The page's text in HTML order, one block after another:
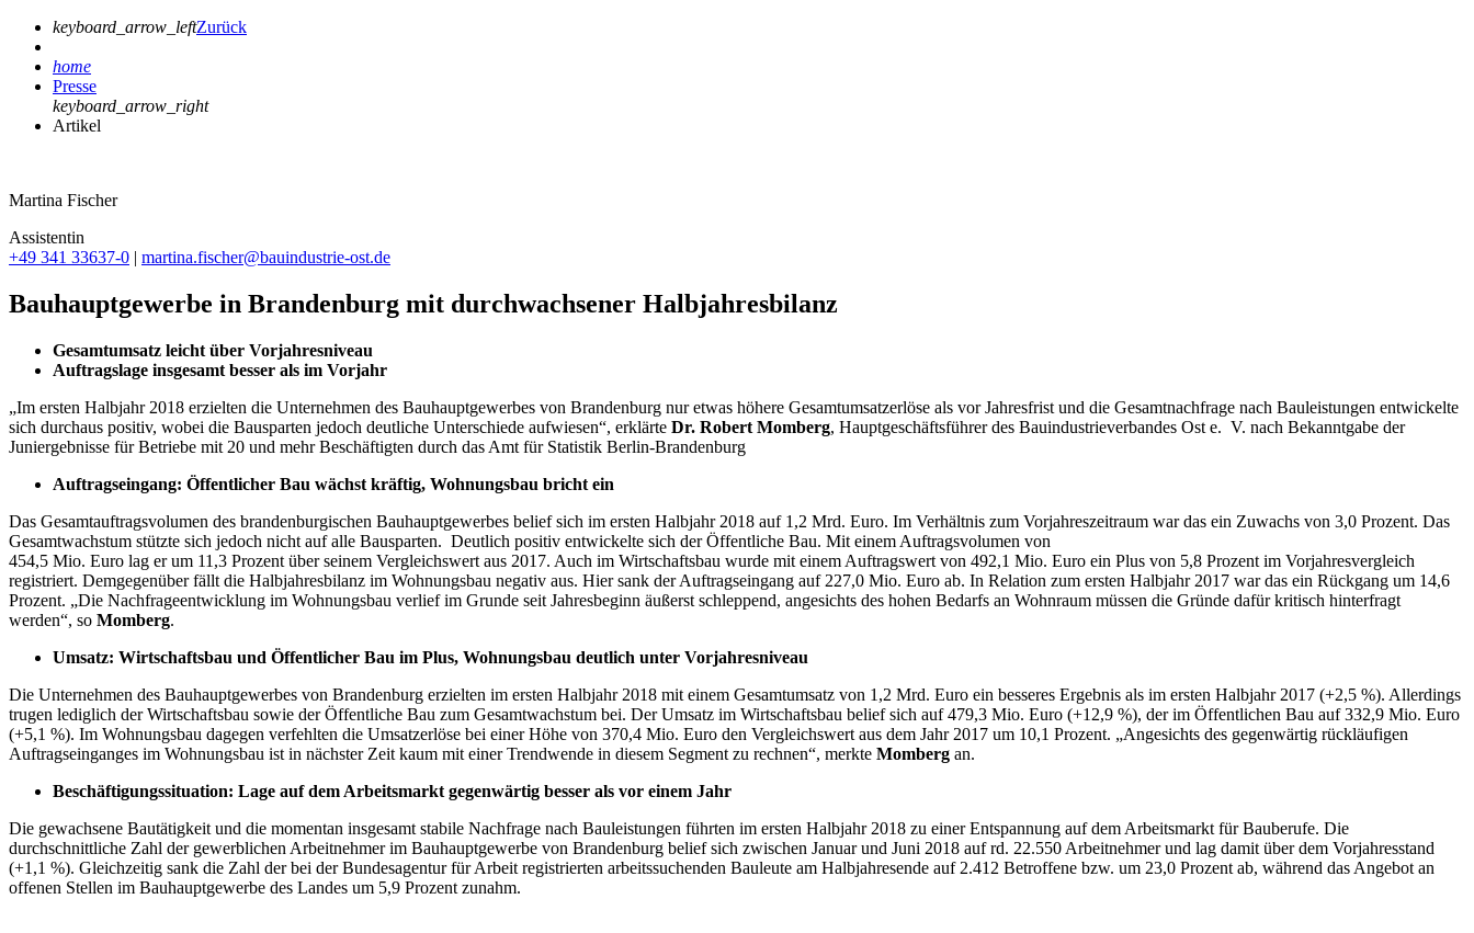
keyboard_arrow_leftZurück
home
Presse
keyboard_arrow_right
Artikel
Martina Fischer
Assistentin
+49 341 33637-0 | martina.fischer@bauindustrie-ost.de
Bauhauptgewerbe in Brandenburg mit durchwachsener Halbjahresbilanz
Gesamtumsatz leicht über Vorjahresniveau
Auftragslage insgesamt besser als im Vorjahr
„Im ersten Halbjahr 2018 erzielten die Unternehmen des Bauhauptgewerbes von Brandenburg nur etwas höhere Gesamtumsatzerlöse als vor Jahresfrist und die Gesamtnachfrage nach Bauleistungen entwickelte
sich durchaus positiv, wobei die Bausparten jedoch deutliche Unterschiede aufwiesen“, erklärte Dr. Robert Momberg, Hauptgeschäftsführer des Bauindustrieverbandes Ost e. V. nach Bekanntgabe der
Juniergebnisse für Betriebe mit 20 und mehr Beschäftigten durch das Amt für Statistik Berlin-Brandenburg
Auftragseingang: Öffentlicher Bau wächst kräftig, Wohnungsbau bricht ein
Das Gesamtauftragsvolumen des brandenburgischen Bauhauptgewerbes belief sich im ersten Halbjahr 2018 auf 1,2 Mrd. Euro. Im Verhältnis zum Vorjahreszeitraum war das ein Zuwachs von 3,0 Prozent. Das
Gesamtwachstum stützte sich jedoch nicht auf alle Bausparten. Deutlich positiv entwickelte sich der Öffentliche Bau. Mit einem Auftragsvolumen von
454,5 Mio. Euro lag er um 11,3 Prozent über seinem Vergleichswert aus 2017. Auch im Wirtschaftsbau wurde mit einem Auftragswert von 492,1 Mio. Euro ein Plus von 5,8 Prozent im Vorjahresvergleich
registriert. Demgegenüber fällt die Halbjahresbilanz im Wohnungsbau negativ aus. Hier sank der Auftragseingang auf 227,0 Mio. Euro ab. In Relation zum ersten Halbjahr 2017 war das ein Rückgang um 14,6
Prozent. „Die Nachfrageentwicklung im Wohnungsbau verlief im Grunde seit Jahresbeginn äußerst schleppend, angesichts des hohen Bedarfs an Wohnraum müssen die Gründe dafür kritisch hinterfragt
werden“, so Momberg.
Umsatz: Wirtschaftsbau und Öffentlicher Bau im Plus, Wohnungsbau deutlich unter Vorjahresniveau
Die Unternehmen des Bauhauptgewerbes von Brandenburg erzielten im ersten Halbjahr 2018 mit einem Gesamtumsatz von 1,2 Mrd. Euro ein besseres Ergebnis als im ersten Halbjahr 2017 (+2,5 %). Allerdings
trugen lediglich der Wirtschaftsbau sowie der Öffentliche Bau zum Gesamtwachstum bei. Der Umsatz im Wirtschaftsbau belief sich auf 479,3 Mio. Euro (+12,9 %), der im Öffentlichen Bau auf 332,9 Mio. Euro
(+5,1 %). Im Wohnungsbau dagegen verfehlten die Umsatzerlöse bei einer Höhe von 370,4 Mio. Euro den Vergleichswert aus dem Jahr 2017 um 10,1 Prozent. „Angesichts des gegenwärtig rückläufigen
Auftragseinganges im Wohnungsbau ist in nächster Zeit kaum mit einer Trendwende in diesem Segment zu rechnen“, merkte Momberg an.
Beschäftigungssituation: Lage auf dem Arbeitsmarkt gegenwärtig besser als vor einem Jahr
Die gewachsene Bautätigkeit und die momentan insgesamt stabile Nachfrage nach Bauleistungen führten im ersten Halbjahr 2018 zu einer Entspannung auf dem Arbeitsmarkt für Bauberufe. Die
durchschnittliche Zahl der gewerblichen Arbeitnehmer im Bauhauptgewerbe von Brandenburg belief sich zwischen Januar und Juni 2018 auf rd. 22.550 Arbeitnehmer und lag damit über dem Vorjahresstand
(+1,1 %). Gleichzeitig sank die Zahl der bei der Bundesagentur für Arbeit registrierten arbeitssuchenden Bauleute am Halbjahresende auf 2.412 Betroffene bzw. um 23,0 Prozent ab, während das Angebot an
offenen Stellen im Bauhauptgewerbe des Landes um 5,9 Prozent zunahm.